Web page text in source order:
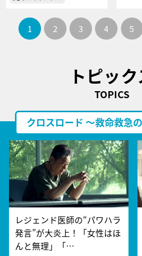
1 2 3 4 5
トピッ
TOPICS
クロスロード ～救命救急
レジェンド医師の“パワハラ
発言”が大炎上！「女性はほ
んと無理」「…